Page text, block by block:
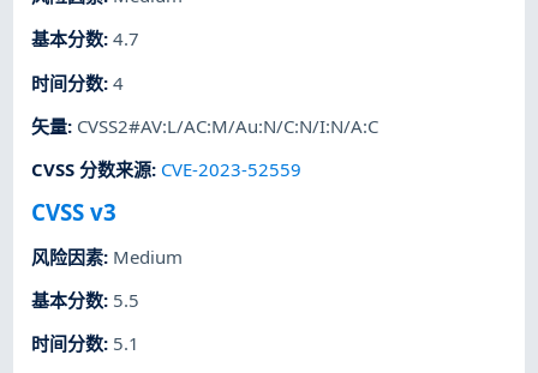
基本分数:4.7
时间分数:4
矢量: CVSS2#AV:L/AC:M/Au:N/C:N/I:N/A:C
CVSS 分数来源: CVE-2023-52559
CVSS v3
风险因素: Medium
基本分数: 5.5
时间分数: 5.1